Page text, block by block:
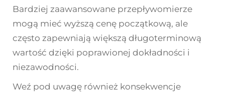
Bardziej zaawansowane przepływomierze
mogą mieć wyższą cenę początkową, ale
często zapewniają większą długoterminową
wartość dzięki poprawionej dokładności i
niezawodności.
Weź pod uwagę również konsekwencje